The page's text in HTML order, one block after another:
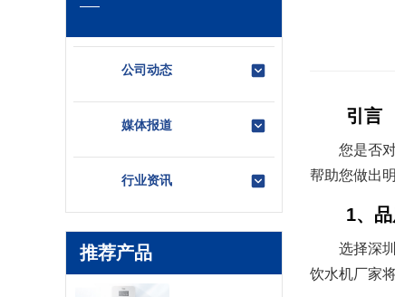
公司动态
媒体报道
行业资讯
推荐产品
引言
您是否
帮助您做出
1、
选择深
饮水机厂家